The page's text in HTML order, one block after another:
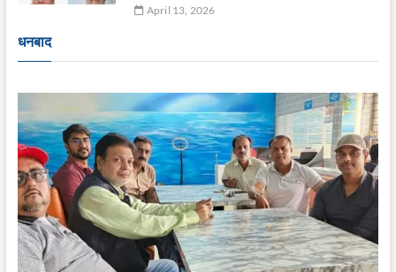
April 13, 2026
धनबाद